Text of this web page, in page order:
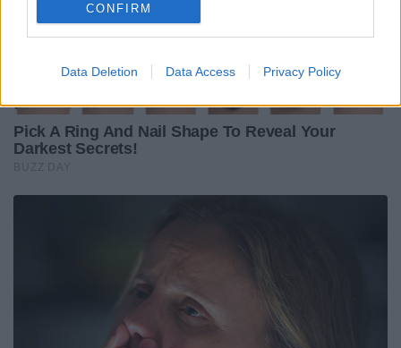
CONFIRM
Data Deletion Data Access Privacy Policy